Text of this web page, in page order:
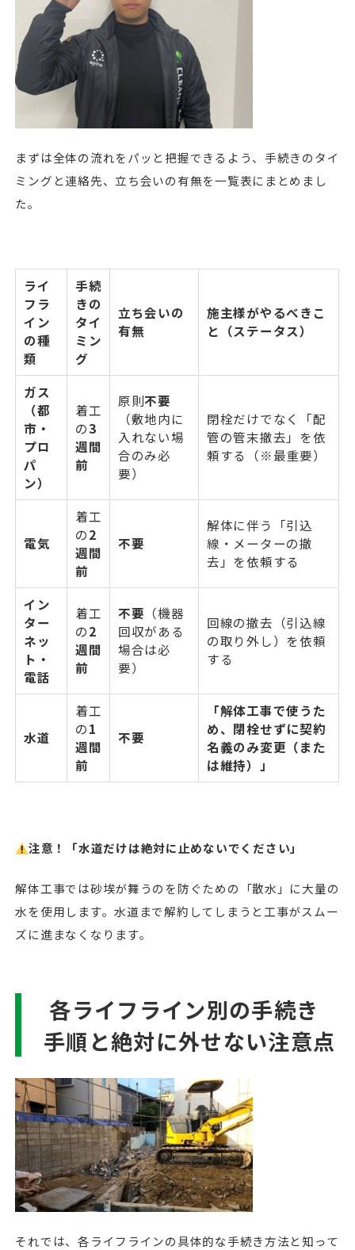
まずは全体の流れをパッと把握できるよう、手続きのタイ
ミングと連絡先、立ち会いの有無を一覧表にまとめまし
た。
ライ
フラ
イン
の種
類
手続
きの
タイ
ミン
グ
立ち会いの
有無
施主様がやるべきこ
と（ステータス）
ガス
（都
市・
プロ
パ
ン）
着工
の3
週間
前
原則不要
（敷地内に
入れない場
合のみ必
要）
閉栓だけでなく「配
管の管末撤去」を依
頼する（※最重要）
電気
着工
の2
週間
前
不要
解体に伴う「引込
線・メーターの撤
去」を依頼する
イン
ター
ネッ
ト・
電話
着工
の2
週間
前
不要 （機器
回収がある
場合は必
要）
回線の撤去（引込線
の取り外し）を依頼
する
水道
着工
の1
週間
前
不要
「解体工事で使うた
め、閉栓せずに契約
名義のみ変更（また
は維持）」
注意！「水道だけは絶対に止めないでください」
解体工事では砂埃が舞うのを防ぐための「散水」に大量の
水を使用します。水道まで解約してしまうと工事がスムー
ズに進まなくなります。
各ライフライン別の手続き
手順と絶対に外せない注意点
それでは、各ライフラインの具体的な手続き方法と知って